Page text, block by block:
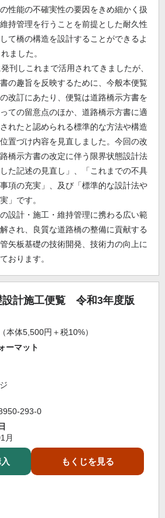
性能の不確実性の要因をきめ細かく扱
持管理を行うことを前提とした耐久性
て橋の構造を設計することができるよ
ました。
刊しこれまで活用されてきましたが、
の趣旨を反映するために、今般本便覧
改訂にあたり、便覧は道路橋示方書を
ての留意点のほか、道路橋示方書に適
れたと認められる標準的な方法や構造
置づけ内容を見直しました。今回の改
橋示方書の改定に伴う限界状態設計法
た記述の見直し」、「これまでの不具
項の充実」、及び「標準的な設計法や
」です。
設計・施工・維持管理に携わる広い範
され、良質な道路橋の整備に貢献する
矢板基礎の技術開発、技術力の向上に
おります。
設計施工便覧 令和3年度版
（本体5,500円＋税10%）
ーマット
293-0
月
もくじを見る